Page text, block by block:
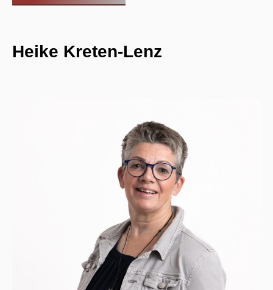
Heike Kreten-Lenz